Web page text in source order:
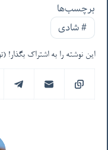
برچسب‌ها
#شادی
این نوشته را به اشتراک بگذار!